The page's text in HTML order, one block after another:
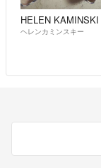
HELEN KAMINSKI
ヘレンカミンスキー